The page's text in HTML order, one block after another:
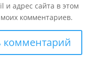
и адрес сайта в этом
комментариев.